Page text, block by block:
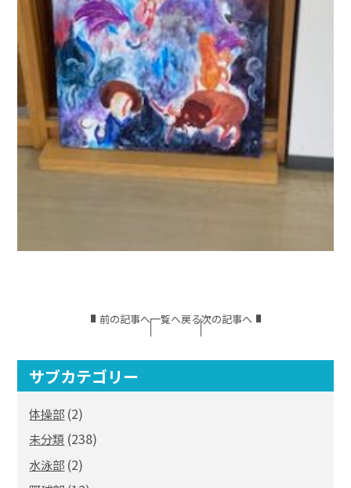
前の記事へ一覧へ戻る次の記事へ
サブカテゴリー
体操部 (2)
未分類 (238)
水泳部 (2)